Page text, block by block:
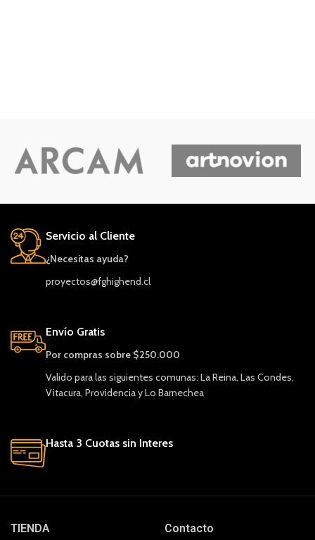
Servicio al Cliente
¿Necesitas ayuda?
proyectos@fghighend.cl
Envío Gratis
Por compras sobre $250.000
Valido para las siguientes comunas: La Reina, Las Condes,
Vitacura, Providencia y Lo Barnechea
Hasta 3 Cuotas sin Interes
TIENDA Contacto